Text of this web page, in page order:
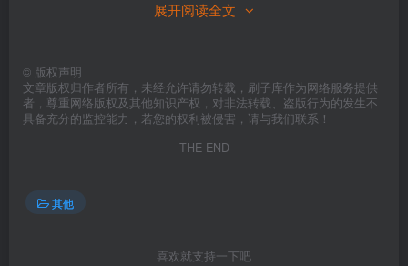
展开阅读全文
© 版权声明
文章版权归作者所有，未经允许请勿转载，刷子库作为网络服务提供
者，尊重网络版权及其他知识产权，对非法转载、盗版行为的发生不
具备充分的监控能力，若您的权利被侵害，请与我们联系！
THE END
其他
喜欢就支持一下吧